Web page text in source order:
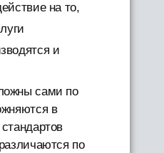
на то,
и
сами по
в
по